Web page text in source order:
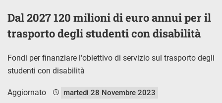
Dal 2027 120 milioni di euro annui per il
trasporto degli studenti con disabilità
Fondi per finanziare l'obiettivo di servizio sul trasporto degli
studenti con disabilità
Aggiornato martedì 28 Novembre 2023